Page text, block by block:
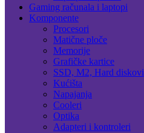
Gaming računala i laptopi
Komponente
Procesori
Matične ploče
Memorije
Grafičke kartice
SSD, M2, Hard diskovi
Kućišta
Napajanja
Cooleri
Optika
Adapteri i kontroleri